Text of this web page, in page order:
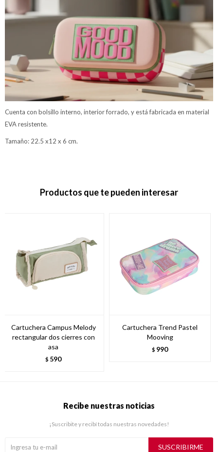
Cuenta con bolsillo interno, interior forrado, y está fabricada en material
EVA resistente.
Tamaño: 22.5 x12 x 6 cm.
Productos que te pueden interesar
Cartuchera Campus Melody
rectangular dos cierres con
asa
$ 590
Cartuchera Trend Pastel
Mooving
$ 990
Recibe nuestras noticias
¡Suscribite y recibí todas nuestras novedades!
SUSCRIBIRME